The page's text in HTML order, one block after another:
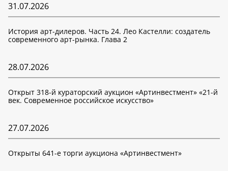
31.07.2026
История арт-дилеров. Часть 24. Лео Кастелли: создатель
современного арт-рынка. Глава 2
28.07.2026
Открыт 318-й кураторский аукцион «Артинвестмент» «21-й
век. Современное российское искусство»
27.07.2026
Открыты 641-е торги аукциона «Артинвестмент»